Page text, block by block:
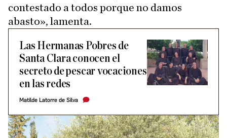
contestado a todos porque no damos
abasto», lamenta.
Las Hermanas Pobres de
Santa Clara conocen el
secreto de pescar vocaciones
en las redes
Matilde Latorre de Silva